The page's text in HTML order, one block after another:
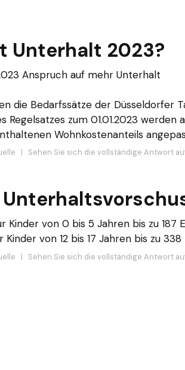
Unterhalt 2023?
Anspruch auf mehr Unterhalt
die Bedarfssätze der Düsseldorfer
Regelsatzes zum 01.01.2023 werden
Wohnkostenanteils
| Sehen Sie sich die vollständige Antwort
Kinder von 0 bis 5 Jahren bis zu 187
von 12 bis 17 Jahren bis zu 338
| Sehen Sie sich die vollständige Antwort